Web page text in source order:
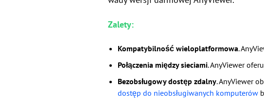
Zalety:
Kompatybilność wieloplatformowa.
Połączenia między sieciami. AnyViewer
Bezobsługowy dostęp zdalny. AnyViewer
dostęp do nieobsługiwanych komputerów